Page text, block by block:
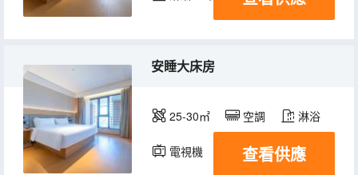
安睡大床房
25-30㎡ 空調 淋浴
電視機 查看供應